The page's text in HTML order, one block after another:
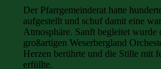
Der Pfarrgemeinderat hatte
aufgestellt und schuf damit eine
Atmosphäre. Sanft begleitet wurde
großartigen Weserbergland
Herzen berührte und die Stille mit
erfüllte.